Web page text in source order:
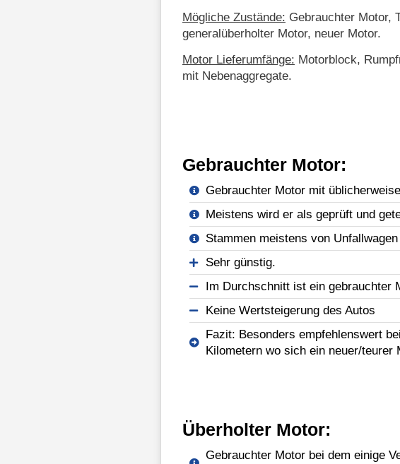
Mögliche Zustände: Gebrauchter Motor,
generalüberholter Motor, neuer Motor.
Motor Lieferumfänge: Motorblock,
mit Nebenaggregate.
Gebrauchter Motor:
Gebrauchter Motor mit
Meistens wird er als geprüft und
Stammen meistens von
Sehr günstig.
Im Durchschnitt ist ein gebrauchter
Keine Wertsteigerung des Autos
Fazit: Besonders empfehlenswert
Kilometern wo sich ein neuer/teurer
Überholter Motor:
Gebrauchter Motor bei dem einige